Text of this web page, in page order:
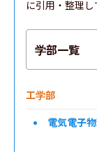
に引用・整理し
学部一覧
工学部
電気電子